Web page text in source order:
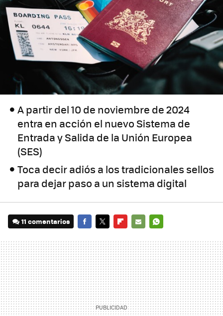
A partir del 10 de noviembre de 2024
entra en acción el nuevo Sistema de
Entrada y Salida de la Unión Europea
(SES)
Toca decir adiós a los tradicionales sellos
para dejar paso a un sistema digital
11 comentarios
MAIL